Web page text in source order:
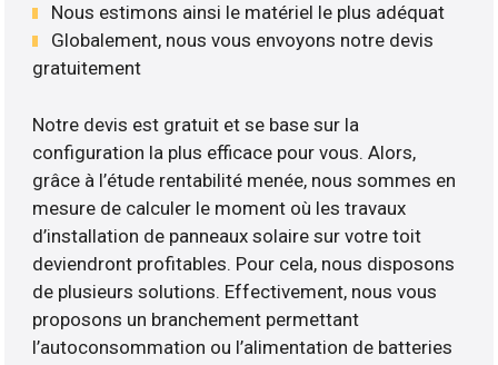
Nous estimons ainsi le matériel le plus adéquat
Globalement, nous vous envoyons notre devis
gratuitement
Notre devis est gratuit et se base sur la
configuration la plus efficace pour vous. Alors,
grâce à l’étude rentabilité menée, nous sommes en
mesure de calculer le moment où les travaux
d’installation de panneaux solaire sur votre toit
deviendront profitables. Pour cela, nous disposons
de plusieurs solutions. Effectivement, nous vous
proposons un branchement permettant
l’autoconsommation ou l’alimentation de batteries